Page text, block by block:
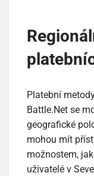
Platební
Battle.Net se
geografické
mohou mít
možnostem,
uživatelé v